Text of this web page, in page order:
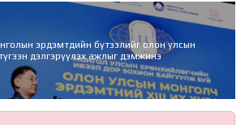
эрдэмтдийн бүтээлийг олон улсын
дэлгэрүүлэх ажлыг дэмжинэ